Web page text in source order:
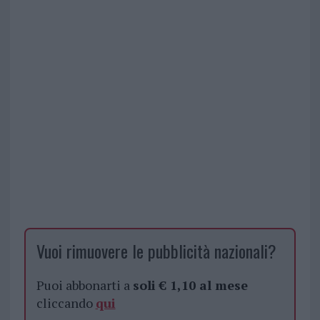
Vuoi rimuovere le pubblicità nazionali?
Puoi abbonarti a soli € 1,10 al mese
cliccando qui